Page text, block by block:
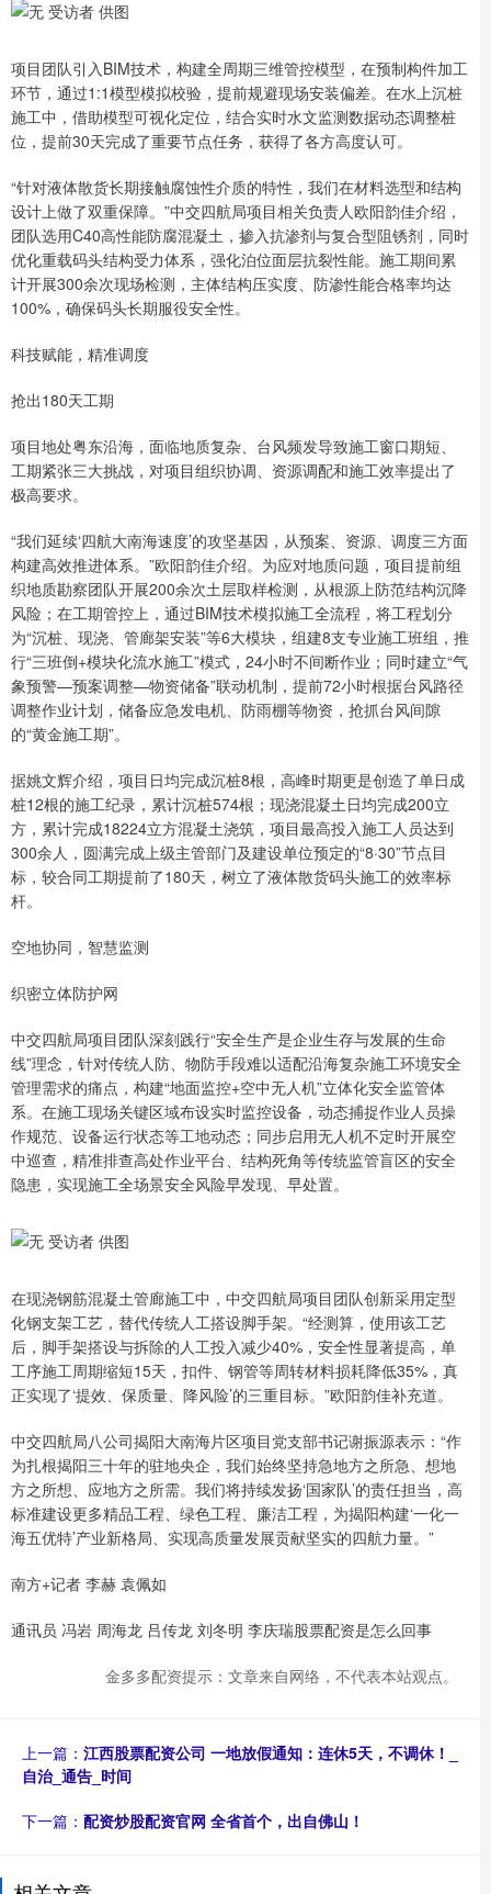
项目团队引入BIM技术，构建全周期三维管控模型，在预制构件加工
环节，通过1:1模型模拟校验，提前规避现场安装偏差。在水上沉桩
施工中，借助模型可视化定位，结合实时水文监测数据动态调整桩
位，提前30天完成了重要节点任务，获得了各方高度认可。
“针对液体散货长期接触腐蚀性介质的特性，我们在材料选型和结构
设计上做了双重保障。”中交四航局项目相关负责人欧阳韵佳介绍，
团队选用C40高性能防腐混凝土，掺入抗渗剂与复合型阻锈剂，同时
优化重载码头结构受力体系，强化泊位面层抗裂性能。施工期间累
计开展300余次现场检测，主体结构压实度、防渗性能合格率均达
100%，确保码头长期服役安全性。
科技赋能，精准调度
抢出180天工期
项目地处粤东沿海，面临地质复杂、台风频发导致施工窗口期短、
工期紧张三大挑战，对项目组织协调、资源调配和施工效率提出了
极高要求。
“我们延续‘四航大南海速度’的攻坚基因，从预案、资源、调度三方面
构建高效推进体系。”欧阳韵佳介绍。为应对地质问题，项目提前组
织地质勘察团队开展200余次土层取样检测，从根源上防范结构沉降
风险；在工期管控上，通过BIM技术模拟施工全流程，将工程划分
为“沉桩、现浇、管廊架安装”等6大模块，组建8支专业施工班组，推
行“三班倒+模块化流水施工”模式，24小时不间断作业；同时建立“气
象预警—预案调整—物资储备”联动机制，提前72小时根据台风路径
调整作业计划，储备应急发电机、防雨棚等物资，抢抓台风间隙
的“黄金施工期”。
据姚文辉介绍，项目日均完成沉桩8根，高峰时期更是创造了单日成
桩12根的施工纪录，累计沉桩574根；现浇混凝土日均完成200立
方，累计完成18224立方混凝土浇筑，项目最高投入施工人员达到
300余人，圆满完成上级主管部门及建设单位预定的“8·30”节点目
标，较合同工期提前了180天，树立了液体散货码头施工的效率标
杆。
空地协同，智慧监测
织密立体防护网
中交四航局项目团队深刻践行“安全生产是企业生存与发展的生命
线”理念，针对传统人防、物防手段难以适配沿海复杂施工环境安全
管理需求的痛点，构建“地面监控+空中无人机”立体化安全监管体
系。在施工现场关键区域布设实时监控设备，动态捕捉作业人员操
作规范、设备运行状态等工地动态；同步启用无人机不定时开展空
中巡查，精准排查高处作业平台、结构死角等传统监管盲区的安全
隐患，实现施工全场景安全风险早发现、早处置。
在现浇钢筋混凝土管廊施工中，中交四航局项目团队创新采用定型
化钢支架工艺，替代传统人工搭设脚手架。“经测算，使用该工艺
后，脚手架搭设与拆除的人工投入减少40%，安全性显著提高，单
工序施工周期缩短15天，扣件、钢管等周转材料损耗降低35%，真
正实现了‘提效、保质量、降风险’的三重目标。”欧阳韵佳补充道。
中交四航局八公司揭阳大南海片区项目党支部书记谢振源表示：“作
为扎根揭阳三十年的驻地央企，我们始终坚持急地方之所急、想地
方之所想、应地方之所需。我们将持续发扬‘国家队’的责任担当，高
标准建设更多精品工程、绿色工程、廉洁工程，为揭阳构建‘一化一
海五优特’产业新格局、实现高质量发展贡献坚实的四航力量。”
南方+记者 李赫 袁佩如
通讯员 冯岩 周海龙 吕传龙 刘冬明 李庆瑞股票配资是怎么回事
金多多配资提示：文章来自网络，不代表本站观点。
上一篇： 江西股票配资公司 一地放假通知：连休5天，不调休！_
自治_通告_时间
下一篇： 配资炒股配资官网 全省首个，出自佛山！